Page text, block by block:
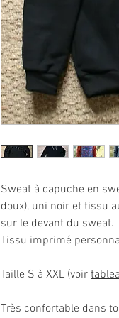
Sweat à capuche en
doux), uni noir et tissu
sur le devant du sweat.
Tissu imprimé
Taille S à XXL (voir
Très confortable dans